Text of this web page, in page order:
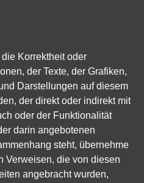
Korrektheit oder
der Texte, der Grafiken,
Darstellungen auf diesem
der direkt oder indirekt mit
oder der Funktionalität
darin angebotenen
steht, übernehme
Verweisen, die von diesen
angebracht wurden,